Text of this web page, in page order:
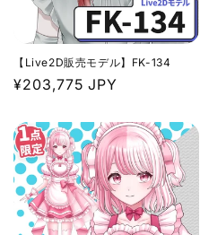
【Live2D販売モデル】FK-134
通
価
格
¥203,775 JPY